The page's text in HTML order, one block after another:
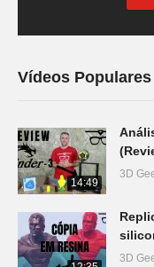
Vídeos Populares
14:49
3D
3D